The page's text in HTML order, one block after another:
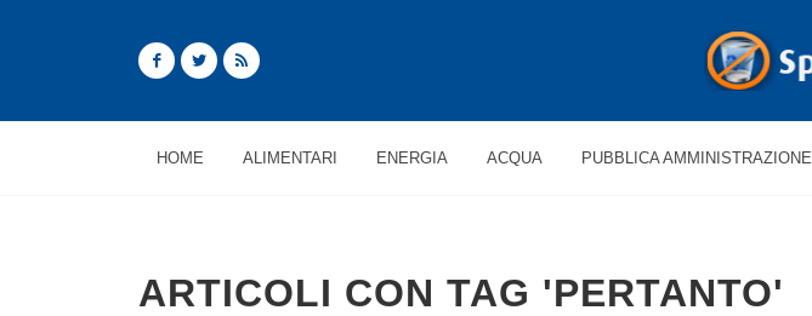
HOME ALIMENTARI ENERGIA ACQUA PUBBLICA AMMINISTRAZIONE
ARTICOLI CON TAG 'PERTANTO'